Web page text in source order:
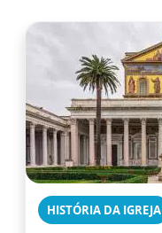
HISTÓRIA DA IGREJA